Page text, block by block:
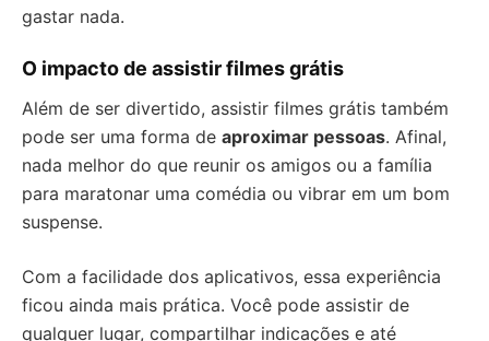
gastar nada.
O impacto de assistir filmes grátis
Além de ser divertido, assistir filmes grátis também
pode ser uma forma de aproximar pessoas. Afinal,
nada melhor do que reunir os amigos ou a família
para maratonar uma comédia ou vibrar em um bom
suspense.
Com a facilidade dos aplicativos, essa experiência
ficou ainda mais prática. Você pode assistir de
qualquer lugar, compartilhar indicações e até